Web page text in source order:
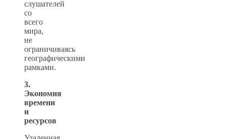
слушателей
со
всего
мира,
не
ограничиваясь
географическими
рамками.
3.
Экономия
времени
и
ресурсов